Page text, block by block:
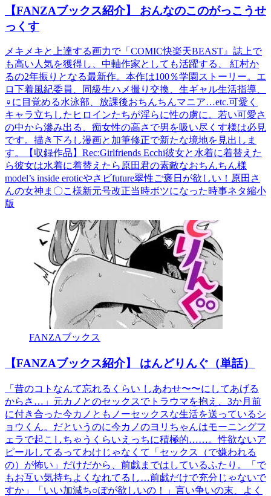
【FANZAブックス紹介】 おんなのこのがっこうせ
っくす
メキメキと上達する画力で「COMIC快楽天BEAST』誌上で
も高い人気を獲得し、中軸作家としても活躍する、 紅村か
るの2年振りとなる最新作。本作は100％学園ストーリー。エ
ロ下着風紀委員、同級生ハメ撮り交換、生ギャル生活指導、
♀に目覚める水泳部、放課後おちんちんマニア…etc.可愛く
キャラ立ちしたヒロインたちが淫らに性の虜に。若い可愛さ
の中から滲み出る、痴女性の高さで男を吸い尽くす様は必見
です。描き下ろし漫画と加筆修正で新たな境地を見出しま
す。【収録作品】Rec:Girlfriends Ecchi彼女と水着に着替えた
ら彼女は水着に着替えたら原田君の素敵なおちんちん様
model’s inside eroticやさビfuture翠性ご褒日が欲しい！原田さ
んの女神ま〇こ様新元号改正当時ボツになった時事ネタ縮小
版
FANZAブックス
【FANZAブックス紹介】 はんどりんぐ（単話）
「昔のコトなんて忘れるくらい しあわせ〜〜にしてあげる
からさ…」元カノとのセックスでトラウマを抱え、3か月前
に付き合った今カノともノーセックスな生活を送っているシ
ョウくん。だというのに今カノのヨリちゃんはモーニングフ
ェラで起こしちゃうくらいえっちに積極的……。性欲ないア
ピールしてるってわけじゃなくて「セックス（で嫌われる
の）が怖い」だけだから、前戯まではしているふたり。「で
もお互い気持ちよくなれてるし…前戯だけで充分じゃないで
すか」「いい加減ち○ぽが欲しいの！」言い争いの末、よく